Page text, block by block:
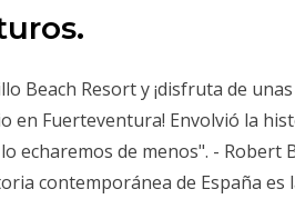
Beach Resort y ¡disfruta de
en Fuerteventura! Envolvió la
echaremos de menos". - Robert
contemporánea de España es